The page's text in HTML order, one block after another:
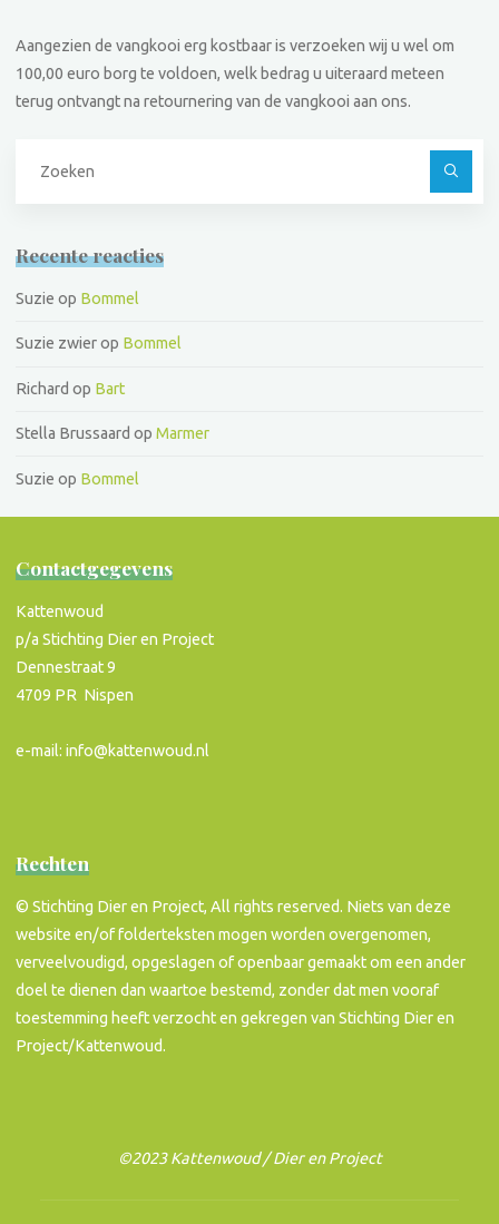
Aangezien de vangkooi erg kostbaar is verzoeken wij u wel om
100,00 euro borg te voldoen, welk bedrag u uiteraard meteen
terug ontvangt na retournering van de vangkooi aan ons.
Recente reacties
Suzie op Bommel
Suzie zwierop Bommel
Richard op Bart
Stella Brussaard opMarmer
Suzie op Bommel
Contactgegevens
Kattenwoud
p/a Stichting Dier en Project
Dennestraat 9
4709 PR Nispen
e-mail: info@kattenwoud.nl
Rechten
© Stichting Dier en Project, All rights reserved. Niets van deze
website en/of folderteksten mogen worden overgenomen,
verveelvoudigd, opgeslagen of openbaar gemaakt om een ander
doel te dienen dan waartoe bestemd, zonder dat men vooraf
toestemming heeft verzocht en gekregen van Stichting Dier en
Project/Kattenwoud.
©2023 Kattenwoud / Dier en Project